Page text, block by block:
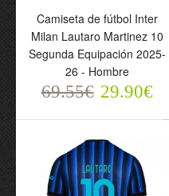
10 Tercera Equipación
2025-26 - Hombre
69.55€ 29.90€
Camiseta de fútbol Inter
Milan Lautaro Martinez 10
Segunda Equipación 2025-
26 - Hombre
69.55€ 29.90€